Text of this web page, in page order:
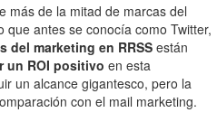
más de la mitad de marcas del
que antes se conocía como Twitter,
del marketing en RRSS están
un ROI positivo en esta
un alcance gigantesco, pero la
con el mail marketing.